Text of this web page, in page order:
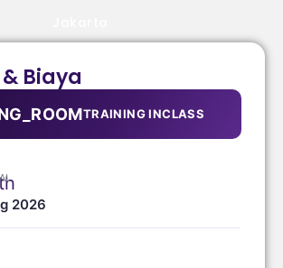
Biaya
TRAINING INCLASS
2026